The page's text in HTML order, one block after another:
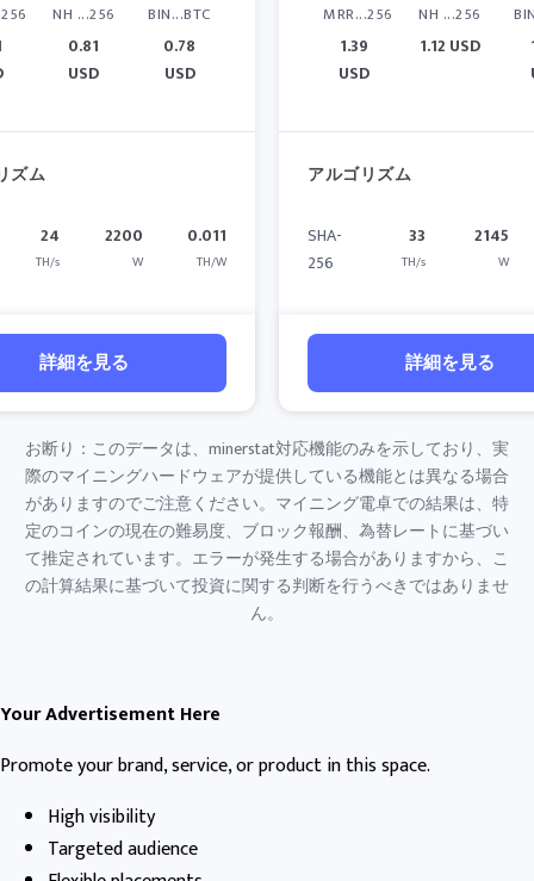
NH ...256
0.81
USD
BIN...BTC
0.78
USD
ズム
24
TH/s
2200
W
0.011
TH/W
詳細を見る
MRR...256
1.39
USD
NH ...256
1.12 USD
アルゴリズム
SHA-
256
33
TH/s
2145
W
詳細を見る
お断り：このデータは、minerstat対応機能のみを示しており、実
際のマイニングハードウェアが提供している機能とは異なる場合
がありますのでご注意ください。マイニング電卓での結果は、特
定のコインの現在の難易度、ブロック報酬、為替レートに基づい
て推定されています。エラーが発生する場合がありますから、こ
の計算結果に基づいて投資に関する判断を行うべきではありませ
ん。
Your Advertisement Here
Promote your brand, service, or product in this space.
High visibility
Targeted audience